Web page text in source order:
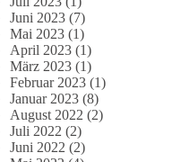
Juni 2023 (7)
Mai 2023 (1)
April 2023 (1)
März 2023 (1)
Februar 2023 (1)
Januar 2023 (8)
August 2022 (2)
Juli 2022 (2)
Juni 2022 (2)